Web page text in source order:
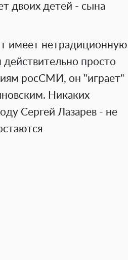
двоих детей - сына
имеет нетрадиционную
просто
росСМИ, он "играет"
Никаких
Сергей Лазарев - не